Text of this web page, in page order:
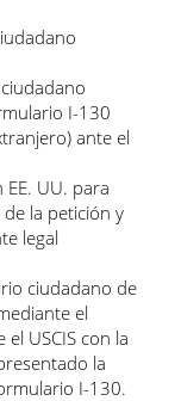
I-130
ante el
UU. para
la petición y
legal
ciudadano de
el
USCIS con la
la
I-130.